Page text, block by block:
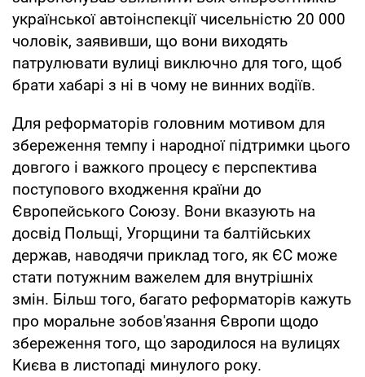
української автоінспекції чисельністю 20 000
чоловік, заявивши, що вони виходять
патрулювати вулиці виключно для того, щоб
брати хабарі з ні в чому не винних водіїв.
Для реформаторів головним мотивом для
збереження темпу і народної підтримки цього
довгого і важкого процесу є перспектива
поступового входження країни до
Європейського Союзу. Вони вказують на
досвід Польщі, Угорщини та балтійських
держав, наводячи приклад того, як ЄС може
стати потужним важелем для внутрішніх
змін. Більш того, багато реформаторів кажуть
про моральне зобов'язання Європи щодо
збереження того, що зародилося на вулицях
Києва в листопаді минулого року.